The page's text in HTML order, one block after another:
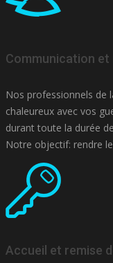
Communication
Nos professionnels de
chaleureux avec vos
durant toute la durée
Notre objectif: rendre
Accueil et remise